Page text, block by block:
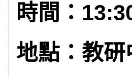
時間：
地點：教研